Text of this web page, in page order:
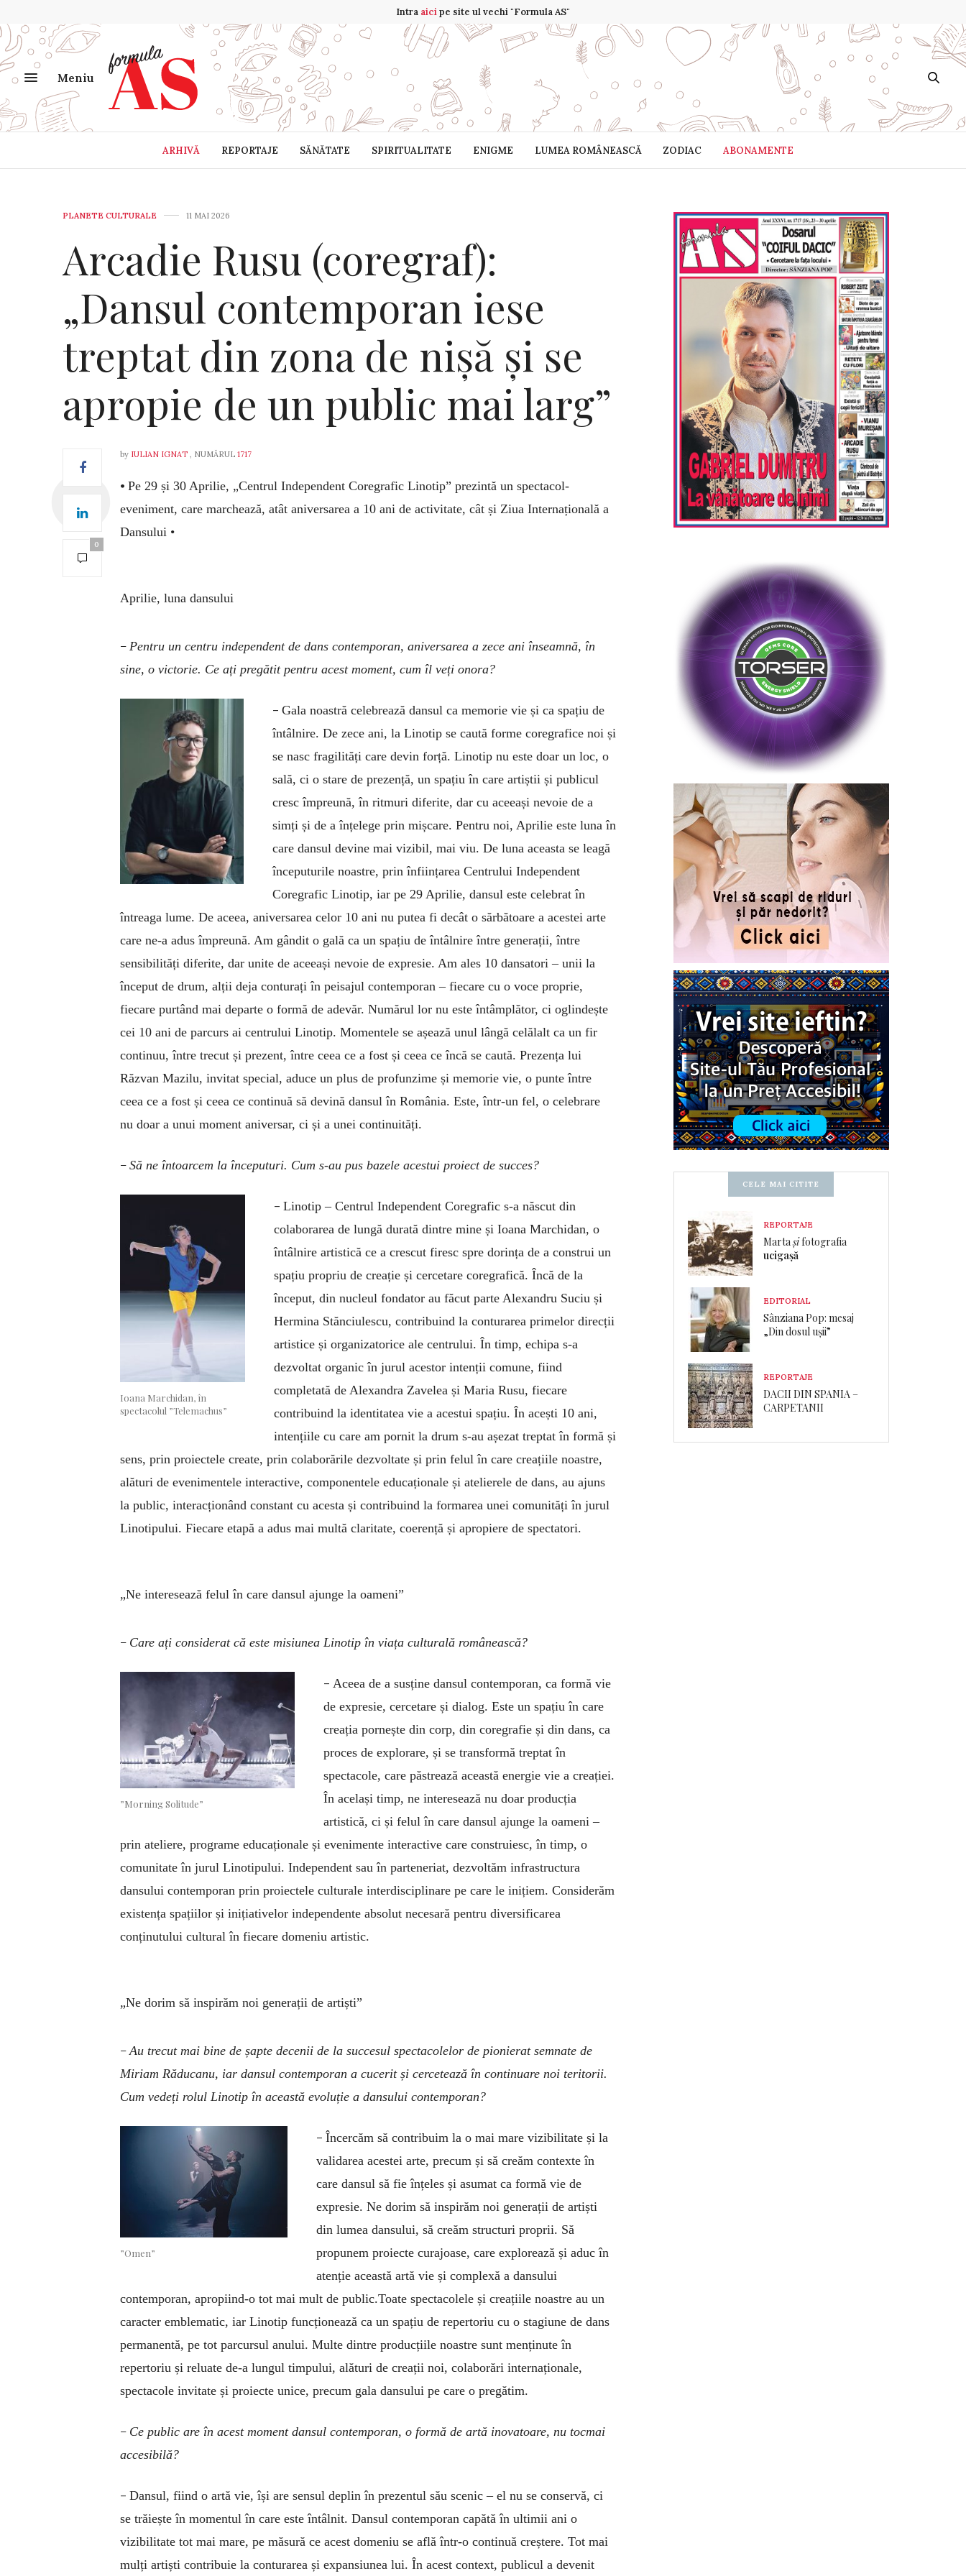
Intra aicipe site ul vechi "Formula AS"
Meniu
ARHIVĂ REPORTAJE SĂNĂTATE SPIRITUALITATE ENIGME LUMEA ROMÂNEASCĂ ZODIAC ABONAMENTE
PLANETE CULTURALE 11 MAI 2026
Arcadie Rusu (coregraf):
„Dansul contemporan iese
treptat din zona de nișă și se
apropie de un public mai larg”
0
by IULIAN IGNAT , NUMĂRUL 1717
• Pe 29 și 30 Aprilie, „Centrul Independent Coregrafic Linotip” prezintă un spectacol-
eveniment, care marchează, atât aniversarea a 10 ani de activitate, cât și Ziua Internațională a
Dansului •
Aprilie, luna dansului
– Pentru un centru independent de dans contemporan, aniversarea a zece ani înseamnă, în
sine, o victorie. Ce ați pregătit pentru acest moment, cum îl veți onora?
– Gala noastră celebrează dansul ca memorie vie și ca spațiu de
întâlnire. De zece ani, la Linotip se caută forme coregrafice noi și
se nasc fragilități care devin forță. Linotip nu este doar un loc, o
sală, ci o stare de prezență, un spațiu în care artiștii și publicul
cresc împreună, în ritmuri diferite, dar cu aceeași nevoie de a
simți și de a înțelege prin mișcare. Pentru noi, Aprilie este luna în
care dansul devine mai vizibil, mai viu. De luna aceasta se leagă
începuturile noastre, prin înființarea Centrului Independent
Coregrafic Linotip, iar pe 29 Aprilie, dansul este celebrat în
întreaga lume. De aceea, aniversarea celor 10 ani nu putea fi decât o sărbătoare a acestei arte
care ne-a adus împreună. Am gândit o gală ca un spațiu de întâlnire între generații, între
sensibilități diferite, dar unite de aceeași nevoie de expresie. Am ales 10 dansatori – unii la
început de drum, alții deja conturați în peisajul contemporan – fiecare cu o voce proprie,
fiecare purtând mai departe o formă de adevăr. Numărul lor nu este întâmplător, ci oglindește
cei 10 ani de parcurs ai centrului Linotip. Momentele se așează unul lângă celălalt ca un fir
continuu, între trecut și prezent, între ceea ce a fost și ceea ce încă se caută. Prezența lui
Răzvan Mazilu, invitat special, aduce un plus de profunzime și memorie vie, o punte între
ceea ce a fost și ceea ce continuă să devină dansul în România. Este, într-un fel, o celebrare
nu doar a unui moment aniversar, ci și a unei continuități.
– Să ne întoarcem la începuturi. Cum s-au pus bazele acestui proiect de succes?
Ioana Marchidan, în
spectacolul ”Telemachus”
– Linotip – Centrul Independent Coregrafic s-a născut din
colaborarea de lungă durată dintre mine și Ioana Marchidan, o
întâlnire artistică ce a crescut firesc spre dorința de a construi un
spațiu propriu de creație și cercetare coregrafică. Încă de la
început, din nucleul fondator au făcut parte Alexandru Suciu și
Hermina Stănciulescu, contribuind la conturarea primelor direcții
artistice și organizatorice ale centrului. În timp, echipa s-a
dezvoltat organic în jurul acestor intenții comune, fiind
completată de Alexandra Zavelea și Maria Rusu, fiecare
contribuind la identitatea vie a acestui spațiu. În acești 10 ani,
intențiile cu care am pornit la drum s-au așezat treptat în formă și
sens, prin proiectele create, prin colaborările dezvoltate și prin felul în care creațiile noastre,
alături de evenimentele interactive, componentele educaționale și atelierele de dans, au ajuns
la public, interacționând constant cu acesta și contribuind la formarea unei comunități în jurul
Linotipului. Fiecare etapă a adus mai multă claritate, coerență și apropiere de spectatori.
„Ne interesează felul în care dansul ajunge la oameni”
– Care ați considerat că este misiunea Linotip în viața culturală românească?
”Morning Solitude”
– Aceea de a susține dansul contemporan, ca formă vie
de expresie, cercetare și dialog. Este un spațiu în care
creația pornește din corp, din coregrafie și din dans, ca
proces de explorare, și se transformă treptat în
spectacole, care păstrează această energie vie a creației.
În același timp, ne interesează nu doar producția
artistică, ci și felul în care dansul ajunge la oameni –
prin ateliere, programe educaționale și evenimente interactive care construiesc, în timp, o
comunitate în jurul Linotipului. Independent sau în parteneriat, dezvoltăm infrastructura
dansului contemporan prin proiectele culturale interdisciplinare pe care le inițiem. Considerăm
existența spațiilor și inițiativelor independente absolut necesară pentru diversificarea
conținutului cultural în fiecare domeniu artistic.
„Ne dorim să inspirăm noi generații de artiști”
–Au trecut mai bine de șapte decenii de la succesul spectacolelor de pionierat semnate de
Miriam Răducanu, iar dansul contemporan a cucerit și cercetează în continuare noi teritorii.
Cum vedeți rolul Linotip în această evoluție a dansului contemporan?
”Omen”
– Încercăm să contribuim la o mai mare vizibilitate și la
validarea acestei arte, precum și să creăm contexte în
care dansul să fie înțeles și asumat ca formă vie de
expresie. Ne dorim să inspirăm noi generații de artiști
din lumea dansului, să creăm structuri proprii. Să
propunem proiecte curajoase, care explorează și aduc în
atenție această artă vie și complexă a dansului
contemporan, apropiind-o tot mai mult de public.Toate spectacolele și creațiile noastre au un
caracter emblematic, iar Linotip funcționează ca un spațiu de repertoriu cu o stagiune de dans
permanentă, pe tot parcursul anului. Multe dintre producțiile noastre sunt menținute în
repertoriu și reluate de-a lungul timpului, alături de creații noi, colaborări internaționale,
spectacole invitate și proiecte unice, precum gala dansului pe care o pregătim.
– Ce public are în acest moment dansul contemporan, o formă de artă inovatoare, nu tocmai
accesibilă?
– Dansul, fiind o artă vie, își are sensul deplin în prezentul său scenic – el nu se conservă, ci
se trăiește în momentul în care este întâlnit. Dansul contemporan capătă în ultimii ani o
vizibilitate tot mai mare, pe măsură ce acest domeniu se află într-o continuă creștere. Tot mai
mulți artiști contribuie la conturarea și expansiunea lui. În acest context, publicul a devenit
CELE MAI CITITE
REPORTAJE
Martașifotografia
ucigașă
EDITORIAL
Sânziana Pop: mesaj
„Din dosul ușii”
REPORTAJE
DACII DIN SPANIA –
CARPETANII